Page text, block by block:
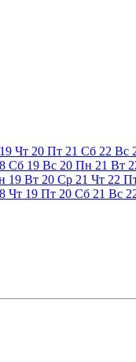
19 Чт 20 Пт 21 Сб 22 Вс
Сб 19 Вс 20 Пн 21 Вт
19 Вт 20 Ср 21 Чт 22
Чт 19 Пт 20 Сб 21 Вс